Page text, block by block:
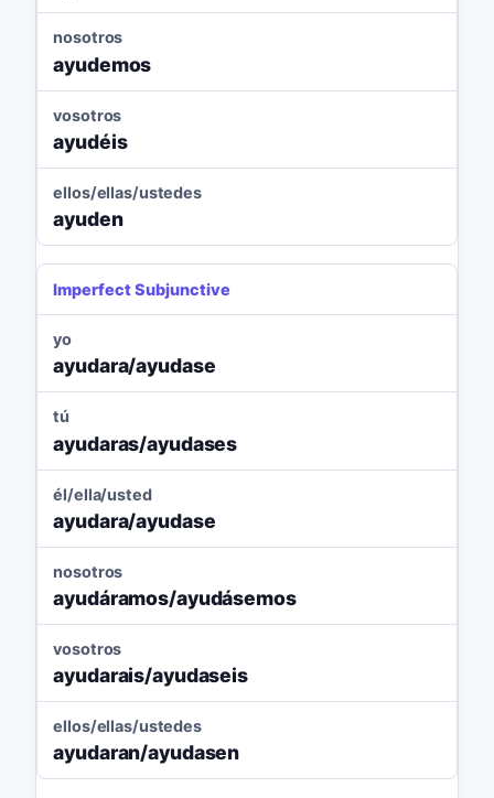
nosotros
ayudemos
vosotros
ayudéis
ellos/ellas/ustedes
ayuden
Imperfect Subjunctive
yo
ayudara/ayudase
tú
ayudaras/ayudases
él/ella/usted
ayudara/ayudase
nosotros
ayudáramos/ayudásemos
vosotros
ayudarais/ayudaseis
ellos/ellas/ustedes
ayudaran/ayudasen